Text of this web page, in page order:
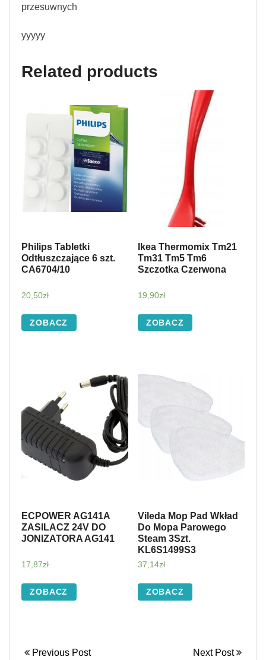
przesuwnych
yyyyy
Related products
Philips Tabletki
Odtłuszczające 6 szt.
CA6704/10
20,50zł
ZOBACZ
Ikea Thermomix Tm21
Tm31 Tm5 Tm6
Szczotka Czerwona
19,90zł
ZOBACZ
ECPOWER AG141A
ZASILACZ 24V DO
JONIZATORA AG141
17,87zł
ZOBACZ
Vileda Mop Pad Wkład
Do Mopa Parowego
Steam 3Szt.
KL6S1499S3
37,14zł
ZOBACZ
Previous Post Next Post